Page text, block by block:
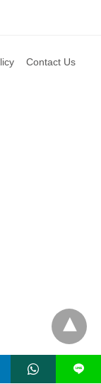
Contact Us
L